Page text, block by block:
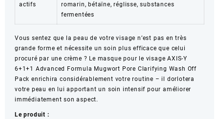
actifs
romarin, bétaïne, réglisse, substances
fermentées
Vous sentez que la peau de votre visage n’est pas en très
grande forme et nécessite un soin plus efficace que celui
procuré par une crème ? Le masque pour le visage AXIS-Y
6+1+1 Advanced Formula Mugwort Pore Clarifying Wash Off
Pack enrichira considérablement votre routine – il dorlotera
votre peau en lui apportant un soin intensif pour améliorer
immédiatement son aspect.
Le produit :